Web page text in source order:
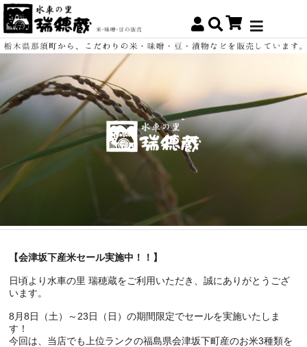
【会津坂下産米セール実施中！！】
日頃より水車の里 瑞穂蔵をご利用いただき、誠にありがとうござ
います。
8月8日（土）～23日（日）の期間限定でセールを実施いたしま
す！
今回は、当店でも上位ランクの福島県会津坂下町産のお米3種類を